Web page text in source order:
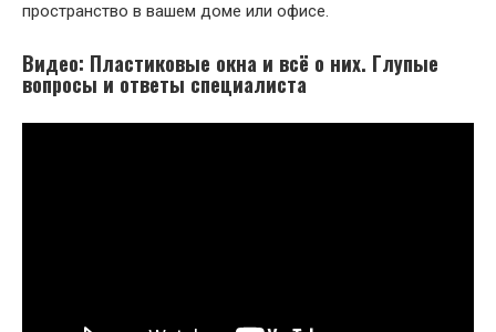
пространство в вашем доме или офисе.
Видео: Пластиковые окна и всё о них. Глупые
вопросы и ответы специалиста